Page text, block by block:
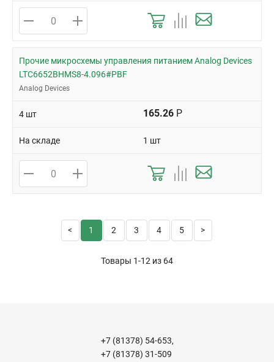
Прочие микросхемы управления питанием Analog Devices
LTC6652BHMS8-4.096#PBF
Analog Devices
4 шт 165.26 Р
На складе 1 шт
1 2 3 4 5
Товары 1-12 из 64
+7 (81378) 54-653,
+7 (81378) 31-509